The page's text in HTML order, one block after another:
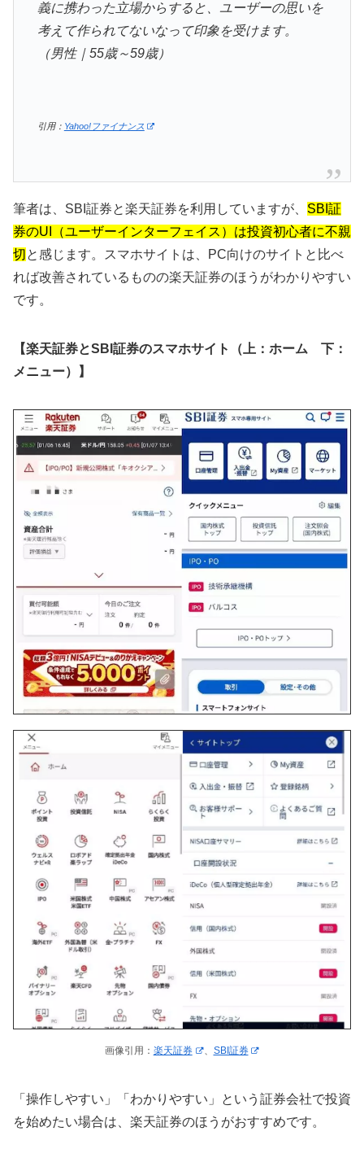
義に携わった立場からすると、ユーザーの思いを
考えて作られてないなって印象を受けます。
（男性｜55歳～59歳）
引用： Yahoo!ファイナンス
筆者は、SBI証券と楽天証券を利用していますが、 SBI証
券のUI（ユーザーインターフェイス）は投資初心者に不親
切と感じます。スマホサイトは、PC向けのサイトと比べ
れば改善されているものの楽天証券のほうがわかりやすい
です。
【楽天証券とSBI証券のスマホサイト（上：ホーム 下：
メニュー）】
画像引用： 楽天証券 、 SBI証券
「操作しやすい」「わかりやすい」という証券会社で投資
を始めたい場合は、楽天証券のほうがおすすめです。